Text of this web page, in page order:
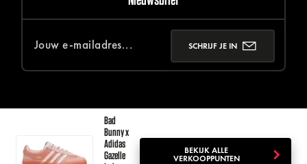
Bad
Bunny x
Adidas
Gazelle
BEKIJK ALLE
VERKOOPPUNTEN
SCHRIJF JE IN
© 2026 SNEAKER SQUAD